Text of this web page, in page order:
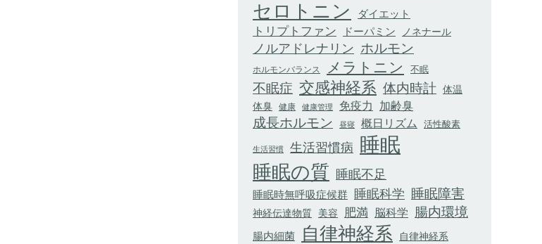
セロトニン ダイエット
トリプトファン ドーパミン ノネナール
ノルアドレナリン ホルモン
ホルモンバランス メラトニン 不眠
不眠症 交感神経系 体内時計 体温
体臭 健康 健康管理 免疫力 加齢臭
成長ホルモン 昼寝 概日リズム 活性酸素
生活習慣 生活習慣病 睡眠
睡眠の質 睡眠不足
睡眠時無呼吸症候群 睡眠科学 睡眠障害
神経伝達物質 美容 肥満 脳科学 腸内環境
腸内細菌 自律神経系 自律神経系